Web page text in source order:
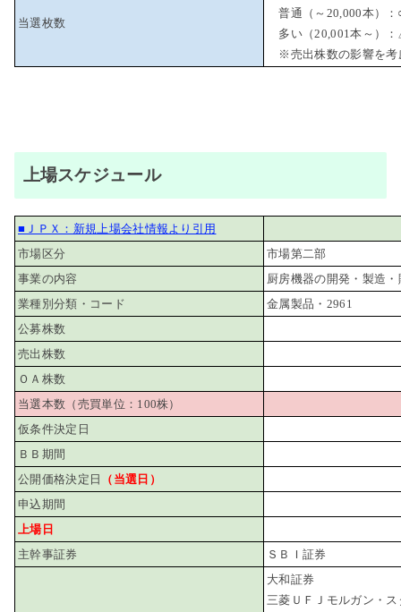
当選枚数
普通（～20,000本）
多い（20,001本～）
※売出株数の影響を考
上場スケジュール
■ＪＰＸ：新規上場会社情報より引用
市場区分
市場第二部
事業の内容
厨房機器の開発・製造・
業種別分類・コード
金属製品・2961
公募株数
売出株数
ＯＡ株数
当選本数（売買単位：100株）
仮条件決定日
ＢＢ期間
公開価格決定日
（当選日）
申込期間
上場日
主幹事証券
ＳＢＩ証券
大和証券
三菱ＵＦＪモルガン・